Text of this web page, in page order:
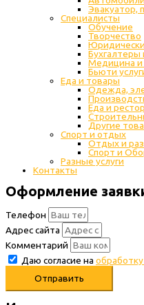
Эвакуатор,
Специалисты
Обучение
Творчество
Медицина и
Бьюти
Еда и товары
Одежда,
Еда и
Другие
Спорт и отдых
Отдых и
Спорт и
Разные услуги
Контакты
Оформление
Телефон
Адрес сайта
Комментарий
Даю согласие на
Отправить